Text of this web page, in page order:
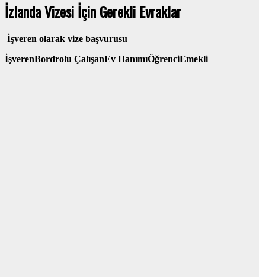
İzlanda Vizesi İçin Gerekli Evraklar
İşveren olarak vize başvurusu
İşverenBordrolu ÇalışanEv HanımıÖğrenciEmekli